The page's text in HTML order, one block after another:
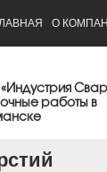
О
работы в